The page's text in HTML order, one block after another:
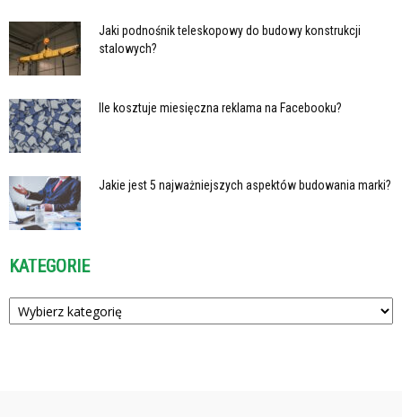
Jaki podnośnik teleskopowy do budowy konstrukcji
stalowych?
Ile kosztuje miesięczna reklama na Facebooku?
Jakie jest 5 najważniejszych aspektów budowania marki?
KATEGORIE
Kategorie